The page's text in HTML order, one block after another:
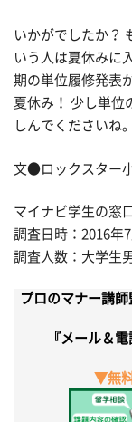
いかがでしたか？
いう人は夏休みに
期の単位履修発表
夏休み！ 少し単位
しんでくださいね。
文●ロックスター
マイナビ学生の窓
調査日時：2016年7
調査人数：大学生
プロのマナー講
『メール＆
▼無